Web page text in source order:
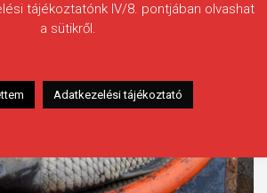
tájékoztatónk IV/8. pontjában olvashat
a sütikről.
Adatkezelési tájékoztató